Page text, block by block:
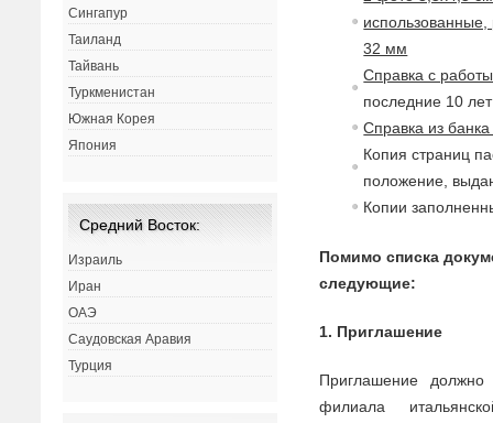
32 мм
Справка с работы
последние 10
Справка из
Копия страниц
положение,
Копии
Помимо списка
следующие:
1. Приглашение
Приглашение
филиала
Сингапур
Таиланд
Тайвань
Туркменистан
Южная Корея
Япония
Средний Восток:
Израиль
Иран
ОАЭ
Саудовская Аравия
Турция